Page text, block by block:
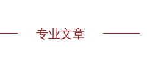
专业文章 ————